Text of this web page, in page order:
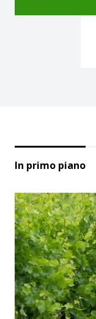
In primo piano